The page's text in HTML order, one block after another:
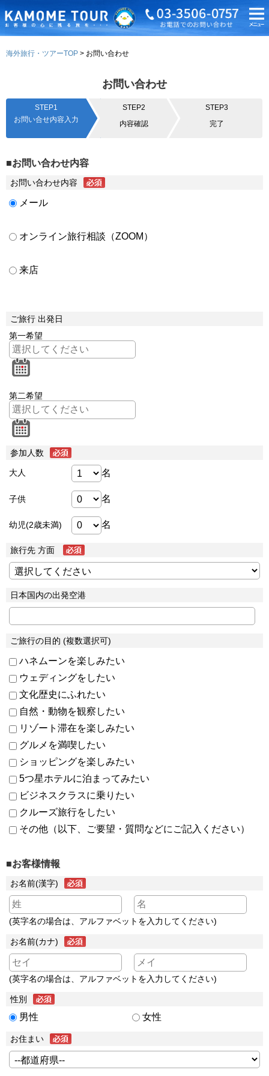
海外旅行・ツアーTOP お問い合わせ
お問い合わせ
STEP1
お問い合せ内容入力
STEP2
内容確認
STEP3
完了
■お問い合わせ内容
お問い合わせ内容
メール
オンライン旅行相談（ZOOM）
来店
ご旅行 出発日
第一希望
第二希望
参加人数
大人 名
子供 名
幼児(2歳未満) 名
旅行先 方面
日本国内の出発空港
ご旅行の目的 (複数選択可)
ハネムーンを楽しみたい
ウェディングをしたい
文化歴史にふれたい
自然・動物を観察したい
リゾート滞在を楽しみたい
グルメを満喫したい
ショッピングを楽しみたい
5つ星ホテルに泊まってみたい
ビジネスクラスに乗りたい
クルーズ旅行をしたい
その他（以下、ご要望・質問などにご記入ください）
■お客様情報
お名前(漢字)
(英字名の場合は、アルファベットを入力してください)
お名前(カナ)
(英字名の場合は、アルファベットを入力してください)
性別
男性 女性
お住まい